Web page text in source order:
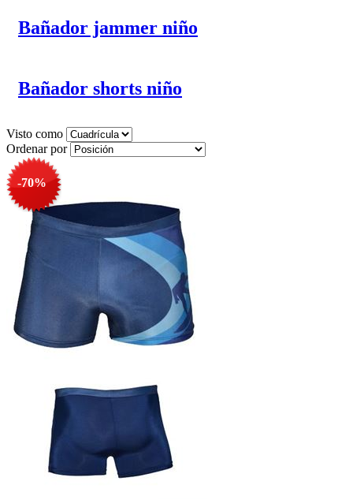
Bañador jammer niño
Bañador shorts niño
Visto como
Ordenar por
-70%